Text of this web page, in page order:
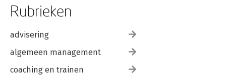
Rubrieken
advisering
algemeen management
coaching en trainen